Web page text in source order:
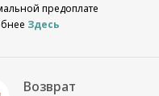
предоплате
Здесь
Возврат